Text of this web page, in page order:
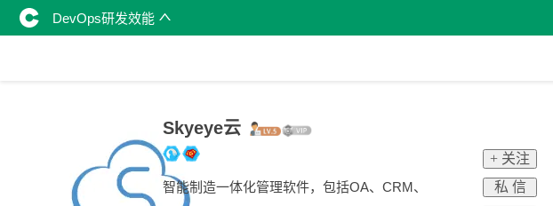
DevOps研发效能
Skyeye云
智能制造一体化管理软件，包括OA、CRM、
+ 关注
私 信